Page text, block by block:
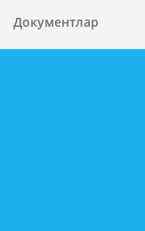
Документлар